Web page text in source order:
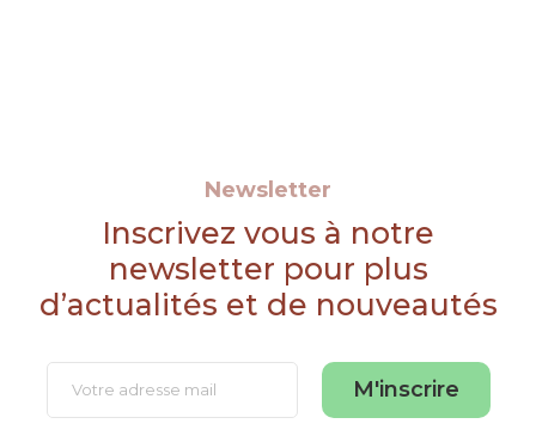
Newsletter
Inscrivez vous à notre
newsletter pour plus
d’actualités et de nouveautés
M'inscrire